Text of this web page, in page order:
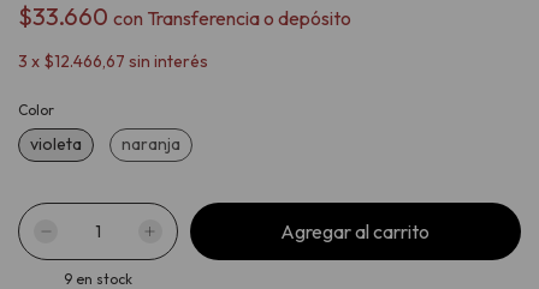
$33.660 con Transferencia o depósito
3 x $12.466,67 sin interés
Color
violeta naranja
9en stock